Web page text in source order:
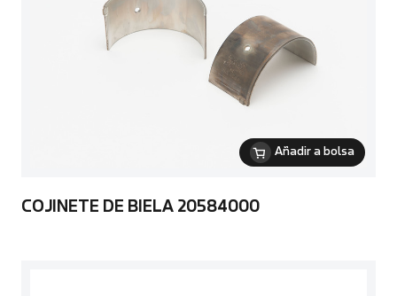
Añadir a bolsa
COJINETE DE BIELA 20584000